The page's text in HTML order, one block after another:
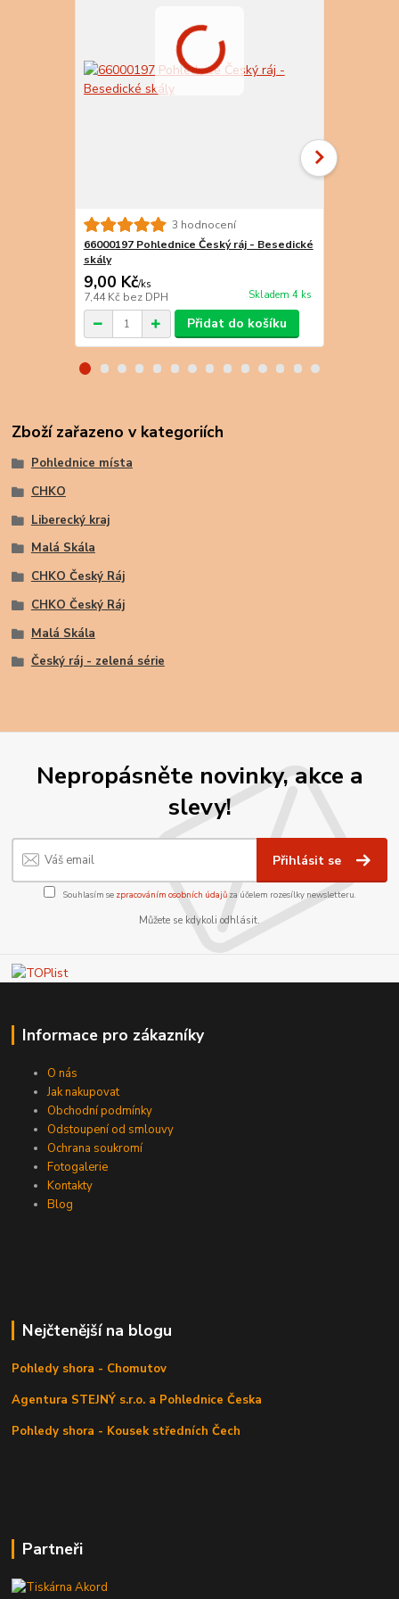
3 hodnocení
66000197 Pohlednice Český ráj - Besedické
skály
9,00 Kč/ks
7,44 Kč bez DPH Skladem 4 ks
Přidat do košíku
Zboží zařazeno v kategoriích
Pohlednice místa
CHKO
Liberecký kraj
Malá Skála
CHKO Český Ráj
CHKO Český Ráj
Malá Skála
Český ráj - zelená série
Nepropásněte novinky, akce a
slevy!
Přihlásit se
Souhlasím se zpracováním osobních údajůza účelem rozesílky newsletteru.
Můžete se kdykoli odhlásit.
Informace pro zákazníky
O nás
Jak nakupovat
Obchodní podmínky
Odstoupení od smlouvy
Ochrana soukromí
Fotogalerie
Kontakty
Blog
Nejčtenější na blogu
Pohledy shora - Chomutov
Agentura STEJNÝ s.r.o. a Pohlednice Česka
Pohledy shora - Kousek středních Čech
Partneři